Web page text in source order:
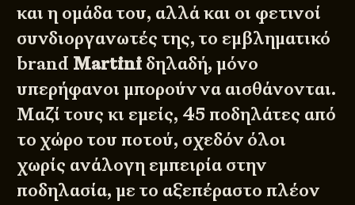
και η ομάδα του, αλλά και οι φετινοί
συνδιοργανωτές της, το εμβληματικό
brand Martini δηλαδή, μόνο
υπερήφανοι μπορούν να αισθάνονται.
Μαζί τους κι εμείς, 45 ποδηλάτες από
το χώρο του ποτού, σχεδόν όλοι
χωρίς ανάλογη εμπειρία στην
ποδηλασία, με το αξεπέραστο πλέον